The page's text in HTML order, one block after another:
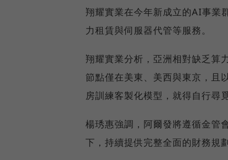
翔耀實業在今年新成立的AI事業
力租賃與伺服器代管等服務。
翔耀實業分析，亞洲相對缺乏算
節點僅在美東、美西與東京，且
房訓練客製化模型，就得自行尋
楊琇惠強調，阿爾發將遵循金管
下，持續提供完整全面的財務規